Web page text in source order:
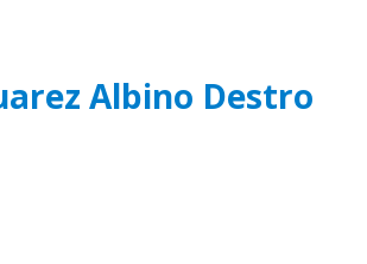
Albino Destro